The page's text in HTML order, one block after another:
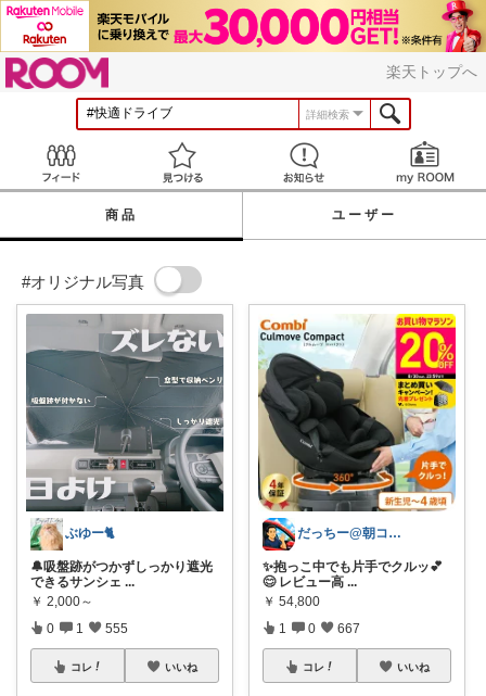
楽天トップへ
詳細検索
見つける お知らせ
商品 ユーザー
#オリジナル写真
ぶゆー🐈
🔔吸盤跡がつかずしっかり遮光
できるサンシェ ...
￥ 2,000～
0 1 555
コレ いいね
だっちー@朝コレ5時🚗カー用品探求家
✨抱っこ中でも片手でクルッ💕
😊 レビュー高 ...
￥ 54,800
1 0 667
コレ いいね